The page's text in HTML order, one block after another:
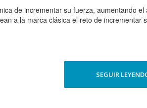
de incrementar su fuerza, aumentando
a la marca clásica el reto de
SEGUIR